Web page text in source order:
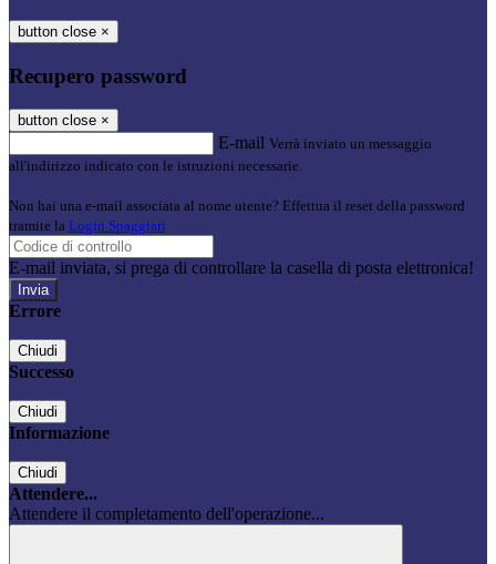
button close ×
Recupero password
button close ×
E-mail Verrà inviato un messaggio
all'indirizzo indicato con le istruzioni necessarie.
Non hai una e-mail associata al nome utente? Effettua il reset della password
tramite la Login Spaggiari
E-mail inviata, si prega di controllare la casella di posta elettronica!
Errore
Chiudi
Successo
Chiudi
Informazione
Chiudi
Attendere...
Attendere il completamento dell'operazione...